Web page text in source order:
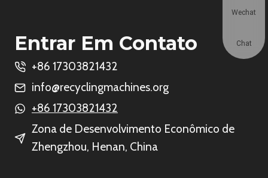
Entrar Em Contato
+86 17303821432
info@recyclingmachines.org
+86 17303821432
Zona de Desenvolvimento Econômico de
Zhengzhou, Henan, China
Wechat
Chat